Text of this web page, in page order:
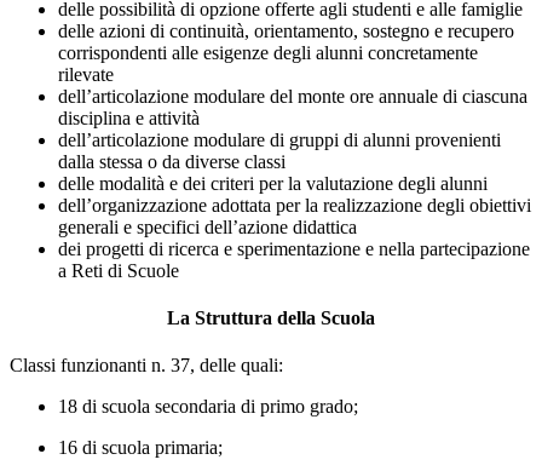
delle possibilità di opzione offerte agli studenti e alle famiglie
delle azioni di continuità, orientamento, sostegno e recupero
corrispondenti alle esigenze degli alunni concretamente
rilevate
dell’articolazione modulare del monte ore annuale di ciascuna
disciplina e attività
dell’articolazione modulare di gruppi di alunni provenienti
dalla stessa o da diverse classi
delle modalità e dei criteri per la valutazione degli alunni
dell’organizzazione adottata per la realizzazione degli obiettivi
generali e specifici dell’azione didattica
dei progetti di ricerca e sperimentazione e nella partecipazione
a Reti di Scuole
La Struttura della Scuola
Classi funzionanti n. 37, delle quali:
18 di scuola secondaria di primo grado;
16 di scuola primaria;